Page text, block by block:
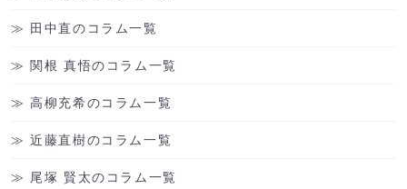
田中直のコラム一覧
関根 真悟のコラム一覧
高柳充希のコラム一覧
近藤直樹のコラム一覧
尾塚 賢太のコラム一覧